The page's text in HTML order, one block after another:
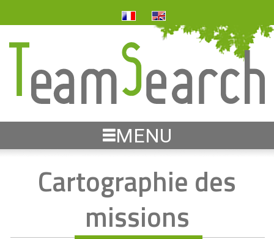
MENU
Cartographie des
missions